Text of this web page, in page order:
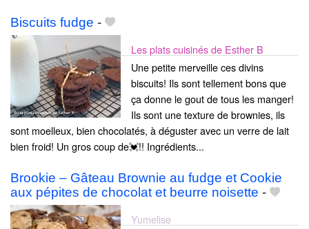
Biscuits fudge -
Les plats cuisinés de Esther B
Une petite merveille ces divins
biscuits! Ils sont tellement bons que
ça donne le gout de tous les manger!
Ils sont une texture de brownies, ils
sont moelleux, bien chocolatés, à déguster avec un verre de lait
bien froid! Un gros coup de💓!! Ingrédients...
Brookie – Gâteau Brownie au fudge et Cookie
aux pépites de chocolat et beurre noisette -
Yumelise